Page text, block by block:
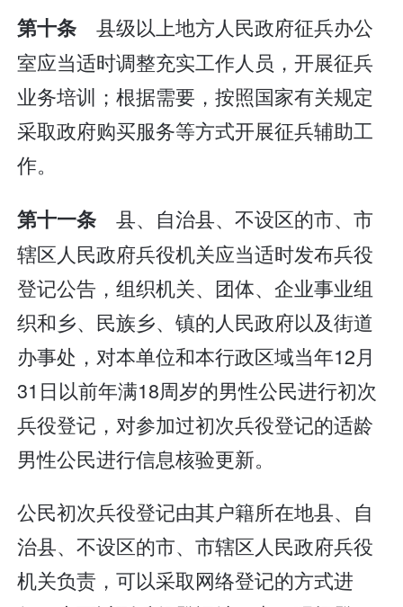
第十条 县级以上地方人民政府征兵办公
室应当适时调整充实工作人员，开展征兵
业务培训；根据需要，按照国家有关规定
采取政府购买服务等方式开展征兵辅助工
作。
第十一条 县、自治县、不设区的市、市
辖区人民政府兵役机关应当适时发布兵役
登记公告，组织机关、团体、企业事业组
织和乡、民族乡、镇的人民政府以及街道
办事处，对本单位和本行政区域当年12月
31日以前年满18周岁的男性公民进行初次
兵役登记，对参加过初次兵役登记的适龄
男性公民进行信息核验更新。
公民初次兵役登记由其户籍所在地县、自
治县、不设区的市、市辖区人民政府兵役
机关负责，可以采取网络登记的方式进